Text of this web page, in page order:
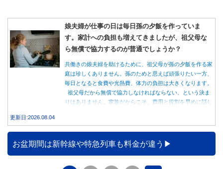
娘夫婦が仕事の日は毎日孫の夕飯を作っていま
す。家計への負担も増えてきましたが、祖父母な
ら無償で協力するのが普通でしょうか？
共働きの娘夫婦を助けるために、祖父母が孫の夕飯を作る家
庭は珍しくありません。孫のためと思えば頑張りたい一方、
毎日となると食費や光熱費、体力の負担は大きくなります。
祖父母だから無償で協力しなければならない、という決ま
りはありません。家族だからこそ、費用と役割を早めに話し
更新日:2026.08.04
お盆期間は新幹線や特急列車も料金が違う